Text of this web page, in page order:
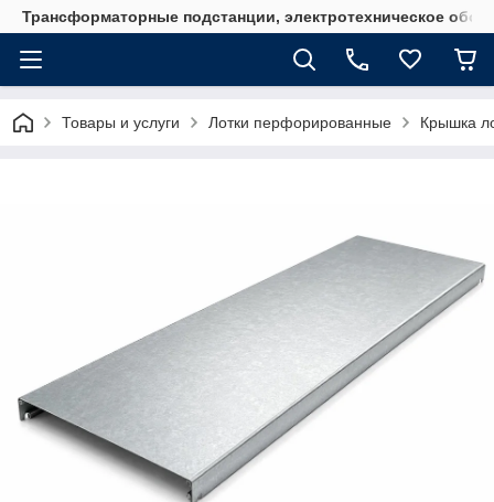
Трансформаторные подстанции, электротехническое
Товары и услуги Лотки перфорированные Крышка